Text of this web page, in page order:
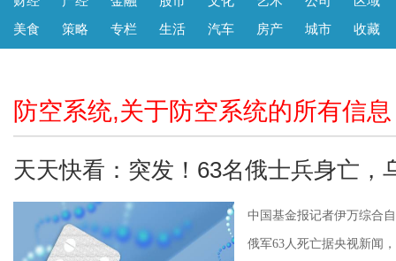
美食
策略 专栏 生活 汽车 房产 城市 收藏
防空系统,关于防空系统的所有信息
天天快看：突发！63名俄士兵身亡，
中国基金报记者伊万综合
俄军63人死亡据央视新闻